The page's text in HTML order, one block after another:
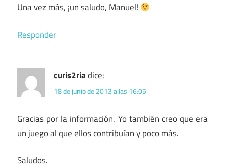
Una vez más, ¡un saludo, Manuel!
Responder
curis2riadice:
18 de junio de 2013 a las 16:05
Gracias por la información. Yo también creo que era
un juego al que ellos contribuían y poco más.
Saludos.